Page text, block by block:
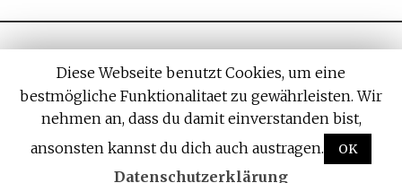
All rights reserved. Designed by Withemes
Diese Webseite benutzt Cookies, um eine
bestmögliche Funktionalitaet zu gewährleisten. Wir
nehmen an, dass du damit einverstanden bist,
ansonsten kannst du dich auch austragen.
OK
Datenschutzerklärung